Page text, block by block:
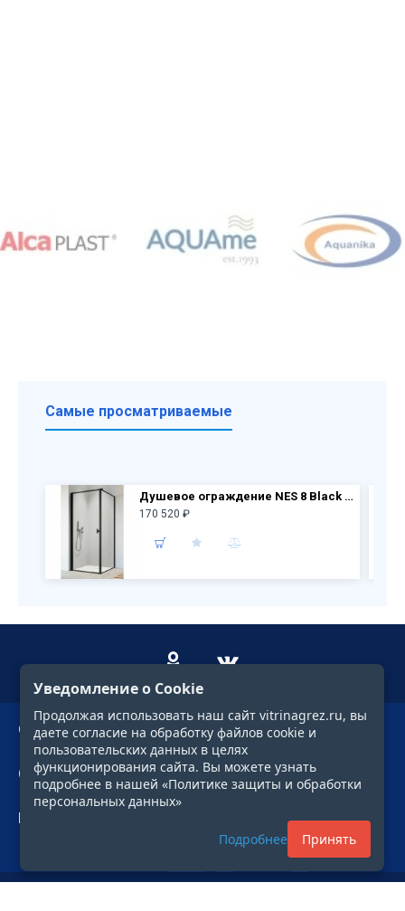
Самые просматриваемые
Душевое ограждение NES 8 Black KDJ I Frame дверь 10022090-54-56L + бок.перегородка 10039090-54-56
170 520 ₽
О компании
Сервис
Профиль
Фильтр
Уведомление о Cookie
Продолжая использовать наш сайт vitrinagrez.ru, вы
даете согласие на обработку файлов cookie и
пользовательских данных в целях
функционирования сайта. Вы можете узнать
подробнее в нашей «Политике защиты и обработки
персональных данных»
Подробнее Принять